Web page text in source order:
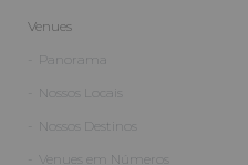
Venues
Panorama
Nossos Locais
Nossos Destinos
Venues em Números